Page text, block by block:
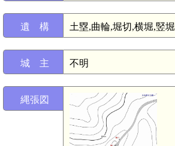
遺 構 土塁,曲輪,堀切,横堀,竪堀
城 主 不明
縄張図